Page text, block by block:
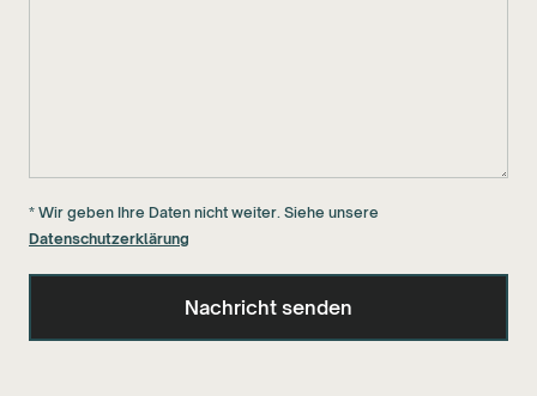
* Wir geben Ihre Daten nicht weiter. Siehe unsere
Datenschutzerklärung